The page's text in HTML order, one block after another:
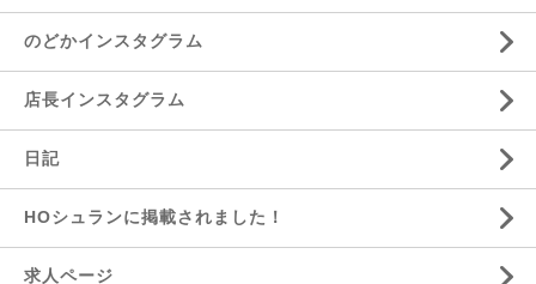
のどかインスタグラム
店長インスタグラム
日記
HOシュランに掲載されました！
求人ページ